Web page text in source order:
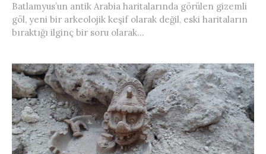
Batlamyus’un antik Arabia haritalarında görülen gizemli
göl, yeni bir arkeolojik keşif olarak değil, eski haritaların
bıraktığı ilginç bir soru olarak...